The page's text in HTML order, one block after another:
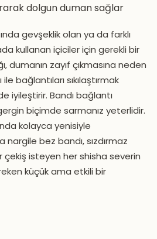
dolgun duman sağlar
gevşeklik olan ya da farklı
kullanan içiciler için gerekli bir
dumanın zayıf çıkmasına neden
bağlantıları sıkılaştırmak
iyileştirir. Bandı bağlantı
biçimde sarmanız yeterlidir.
kolayca yenisiyle
nargile bez bandı, sızdırmaz
çekiş isteyen her shisha severin
küçük ama etkili bir